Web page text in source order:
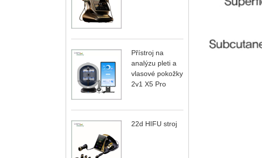
Přístroj na
analýzu pleti a
vlasové pokožky
2v1 X5 Pro
22d HIFU stroj